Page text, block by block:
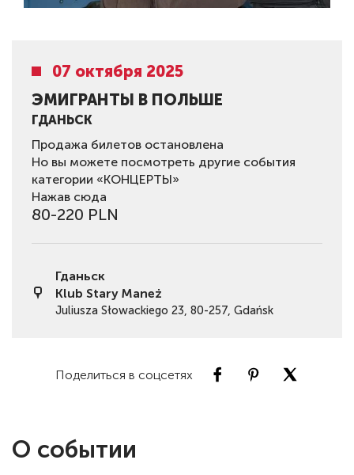
07 октября 2025
ЭМИГРАНТЫ В ПОЛЬШЕ
ГДАНЬСК
Продажа билетов остановлена
Но вы можете посмотреть другие события
категории «КОНЦЕРТЫ»
Нажав сюда
80-220 PLN
Гданьск
Klub Stary Maneż
Juliusza Słowackiego 23, 80-257, Gdańsk
Поделиться в соцсетях
О событии